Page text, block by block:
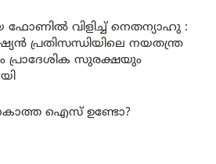
ഫോണിൽ വിളിച്ച് നെതന്യാഹു :
പ്രതിസന്ധിയിലെ നയതന്ത്ര
പ്രാദേശിക സുരക്ഷയും
ഐസ് ഉണ്ടോ?